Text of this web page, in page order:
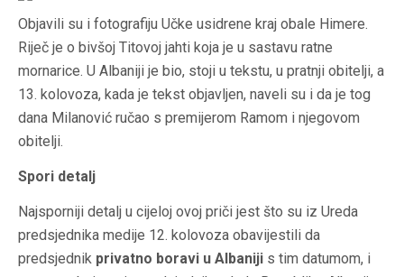
Objavili su i fotografiju Učke usidrene kraj obale Himere.
Riječ je o bivšoj Titovoj jahti koja je u sastavu ratne
mornarice. U Albaniji je bio, stoji u tekstu, u pratnji obitelji, a
13. kolovoza, kada je tekst objavljen, naveli su i da je tog
dana Milanović ručao s premijerom Ramom i njegovom
obitelji.
Spori detalj
Najsporniji detalj u cijeloj ovoj priči jest što su iz Ureda
predsjednika medije 12. kolovoza obavijestili da
predsjednik privatno boravi u Albaniji s tim datumom, i